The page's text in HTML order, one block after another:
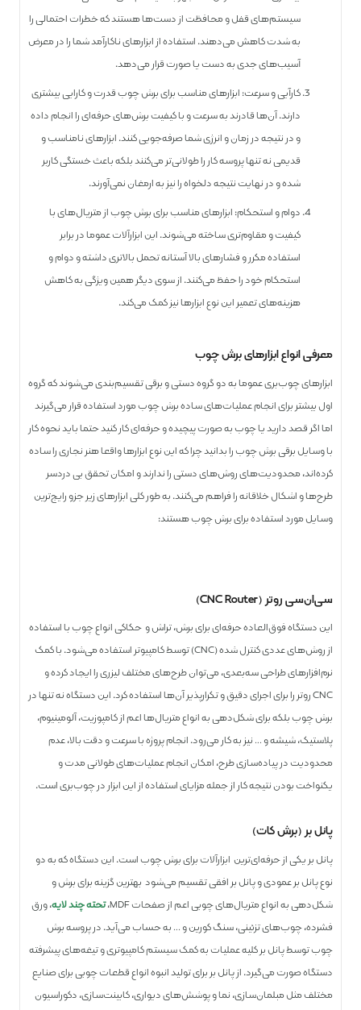
سیستم‌های قفل و محافظت از دست‌ها هستند که خطرات احتمالی را
به شدت کاهش می‌دهند. استفاده از ابزارهای ناکارآمد شما را در معرض
آسیب‌های جدی به دست یا صورت‌ قرار می‌دهد.
کارآیی و سرعت: ابزارهای مناسب برای برش چوب قدرت و کارایی بیشتری
دارند. آن‌ها قادرند به سرعت و با کیفیت برش‌های حرفه‌ای را انجام داده
و در نتیجه در زمان و انرژی شما صرفه‌جویی کنند. ابزارهای نامناسب و
قدیمی نه تنها پروسه کار را طولانی‌تر می‌کنند بلکه باعث خستگی کاربر
شده و در نهایت نتیجه دلخواه را نیز به ارمغان نمی‌آورند.
دوام و استحکام: ابزارهای مناسب برای برش چوب از متریال‌های با
کیفیت و مقاوم‌تری ساخته می‌شوند. این ابزارآلات عموما در برابر
استفاده مکرر و فشارهای بالا آستانه تحمل بالاتری داشته و دوام و
استحکام خود را حفظ می‌کنند. از سوی دیگر همین ویژگی به کاهش
هزینه‌های تعمیر این نوع ابزارها نیز کمک می‌کند.
معرفی انواع ابزارهای برش چوب
ابزارهای چوب‌بری عموما به دو گروه دستی و برقی تقسیم‌بندی می‌شوند که گروه
اول بیشتر برای انجام عملیات‌های ساده برش چوب مورد استفاده قرار می‌گیرند
اما اگر قصد دارید یا چوب به صورت پیچیده و حرفه‌ای کار کنید حتما باید نحوه کار
با وسایل برقی برش چوب را بدانید چرا که این نوع ابزارها واقعا هنر نجاری را ساده
کرده‌اند، محدودیت‌های روش‌های دستی را ندارند و امکان تحقق بی دردسر
طرح‌ها و اشکال خلاقانه را فراهم می‌کنند. به طور کلی ابزارهای زیر جزو رایج‌ترین
وسایل مورد استفاده برای برش چوب هستند:
سی‌ان‌سی روتر (CNC Router)
این دستگاه فوق‌العاده حرفه‌ای برای برش، تراش و حکاکی انواع چوب با استفاده
از روش‌های عددی کنترل شده (CNC) توسط کامپیوتر استفاده می‌شود. با کمک
نرم‌افزارهای طراحی سه‌بعدی، می‌توان طرح‌های مختلف لیزری را ایجاد کرده و
CNC روتر را برای اجرای دقیق و تکرارپذیر آن‌ها استفاده کرد. این دستگاه نه تنها در
برش چوب بلکه برای شکل‌دهی به انواع متریال‌ها اعم از کامپوزیت، آلومینیوم،
پلاستیک، شیشه و … نیز به کار می‌رود. انجام پروژه با سرعت و دقت بالا، عدم
محدودیت در پیاده‌سازی طرح، امکان انجام عملیات‌های طولانی مدت و
یکنواخت بودن نتیجه کار از جمله مزایای استفاده از این ابزار در چوب‌بری است.
پانل بر (برش کات)
پانل بر یکی از حرفه‌ای‌ترین ابزارآلات برای برش چوب است. این دستگاه که به دو
نوع پانل بر عمودی و پانل بر افقی تقسیم می‌شود بهترین گزینه برای برش و
شکل‌دهی به انواع متریال‌های چوبی اعم از صفحات MDF،
تخته چند لایه، ورق
فشرده، چوب‌های تزئینی، سنگ کورین و … به حساب می‌آید. در پروسه برش
چوب توسط پانل بر کلیه عملیات به کمک سیستم کامپیوتری و تیغه‌های پیشرفته
دستگاه صورت می‌گیرد. از پانل بر برای تولید انبوه انواع قطعات چوبی برای صنایع
مختلف مثل مبلمان‌سازی، نما و پوشش‌های دیواری، کابینت‌سازی، دکوراسیون